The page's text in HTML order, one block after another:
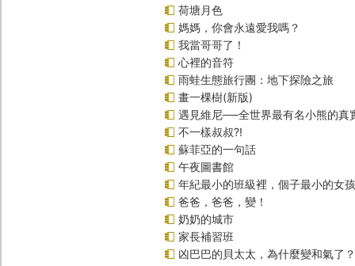
荷塘月色
媽媽，你會永遠愛我嗎？
我當哥哥了！
心裡的音符
雨蛙生態旅行團：地下探險之旅
畫一棵樹(新版)
遇見維尼──全世界最有名小熊的真
不一樣叔叔?!
蘇菲亞的一句話
午夜圖書館
年紀最小的班級裡，個子最小的女
爸爸，爸爸，變！
奶奶的城市
家長補習班
凶巴巴的貝太太，為什麼變和氣了？